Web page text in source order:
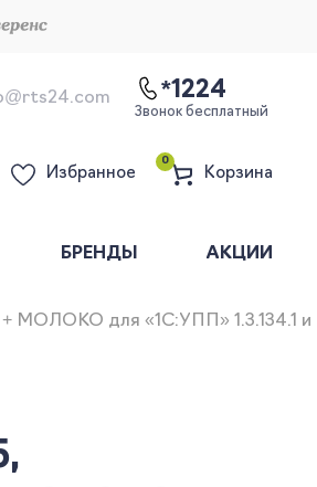
*1224
Звонок бесплатный
Избранное
0
Корзина
БРЕНДЫ АКЦИИ
для «1С:УПП» 1.3.134.1 и